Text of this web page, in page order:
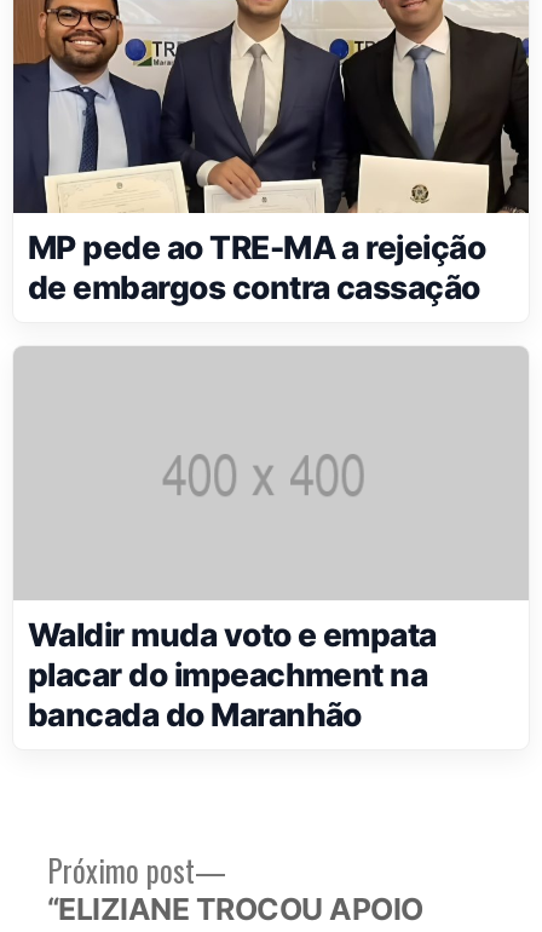
MP pede ao TRE-MA a rejeição
de embargos contra cassação
Waldir muda voto e empata
placar do impeachment na
bancada do Maranhão
Navegação
de
Próximo post
Próximo
post:
“ELIZIANE TROCOU APOIO